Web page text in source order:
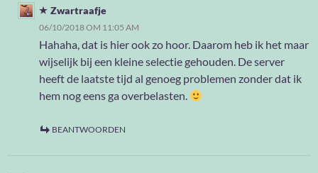
Zwartraafje
06/10/2018 OM 11:05 AM
Hahaha, dat is hier ook zo hoor. Daarom heb ik het maar
wijselijk bij een kleine selectie gehouden. De server
heeft de laatste tijd al genoeg problemen zonder dat ik
hem nog eens ga overbelasten.
BEANTWOORDEN